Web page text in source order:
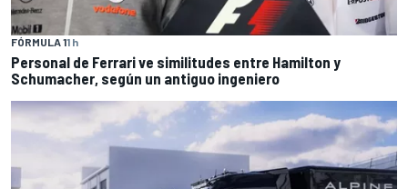
FÓRMULA 11 h
Personal de Ferrari ve similitudes entre Hamilton y
Schumacher, según un antiguo ingeniero